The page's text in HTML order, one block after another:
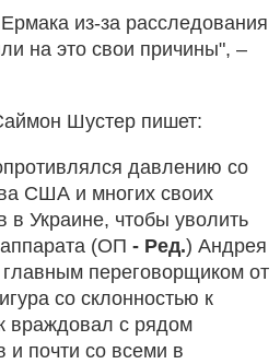
из-за расследования
на это свои причины", –
Шустер пишет:
давлению со
США и многих своих
в Украине, чтобы уволить
(ОП - Ред.) Андрея
переговорщиком от
со склонностью к
враждовал с рядом
и почти со всеми в